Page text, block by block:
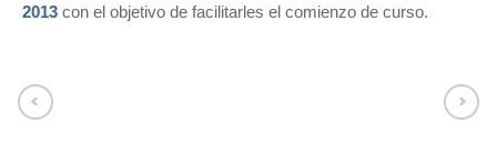
2013 con el objetivo de facilitarles el comienzo de curso.